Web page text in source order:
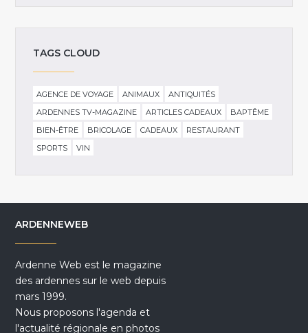
TAGS CLOUD
AGENCE DE VOYAGE ANIMAUX
ANTIQUITÉS
ARDENNES TV-MAGAZINE
ARTICLES CADEAUX
BAPTÊME
BIEN-ÊTRE
BRICOLAGE CADEAUX
RESTAURANT
SPORTS
VIN
ARDENNEWEB
Ardenne Web est le magazine
des ardennes sur le web depuis
mars 1999.
Nous proposons l'agenda et
l'actualité régionale en photos